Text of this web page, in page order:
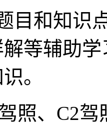
目和知识
等辅助
。
照、C2